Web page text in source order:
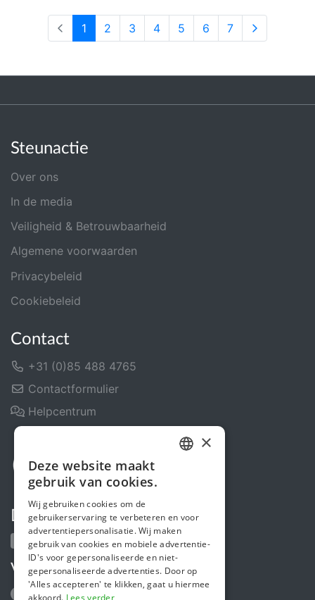
1 2 3 4 5 6 7
Steunactie
Over ons
In de media
Veiligheid & Betrouwbaarheid
Algemene voorwaarden
Privacybeleid
Cookiebeleid
Contact
+31 (0)85 488 4765
Contactformulier
Helpcentrum
Deel ons
Volg ons
ENGLISH
×
Deze website maakt
gebruik van cookies.
Wij gebruiken cookies om de
gebruikerservaring te verbeteren en voor
advertentiepersonalisatie. Wij maken
gebruik van cookies en mobiele advertentie-
ID's voor gepersonaliseerde en niet-
gepersonaliseerde advertenties. Door op
'Alles accepteren' te klikken, gaat u hiermee
akkoord. Lees verder